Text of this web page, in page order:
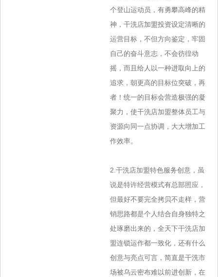
个登山运动员，有勇攀高峰的精
神，干洗店加盟投资设定清晰的
运营目标，不但方向鉴定，牢固
自己的奋斗意志， 不会彷徨动
摇，而且给人以一种进取向上的
追求，朝更高的目标位突破，再
者！统一的目标会营造极强的凝
聚力，使干洗店加盟整体员工与
资源向 同一点协调，大大增加工
作效率。
2.干洗店加盟特色服务创意，虽
说是特许经营模式有总部照应，
但最好不要完全拷贝不走样，营
销思路都是个人结合自身独特之
处琢磨出来的，全天下干洗店加
盟连锁运作都一致化，还有什么
创意与亮点可言，简直是干洗市
场被乌云密布难以前进创新，在